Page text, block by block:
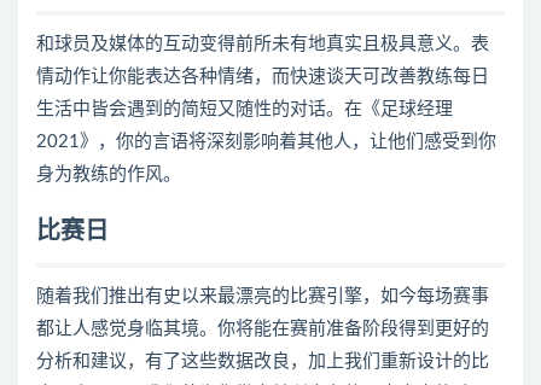
和球员及媒体的互动变得前所未有地真实且极具意义。表
情动作让你能表达各种情绪，而快速谈天可改善教练每日
生活中皆会遇到的简短又随性的对话。在《 足球经理
2021》，你的言语将深刻影响着其他人，让他们感受到你
身为教练的作风。
比赛日
随着我们推出有史以来最漂亮的比赛引擎，如今每场赛事
都让人感觉身临其境。你将能在赛前准备阶段得到更好的
分析和建议，有了这些数据改良，加上我们重新设计的比